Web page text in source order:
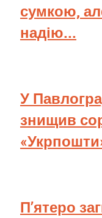
сумкою,
надію...
У
знищив
П’ятеро